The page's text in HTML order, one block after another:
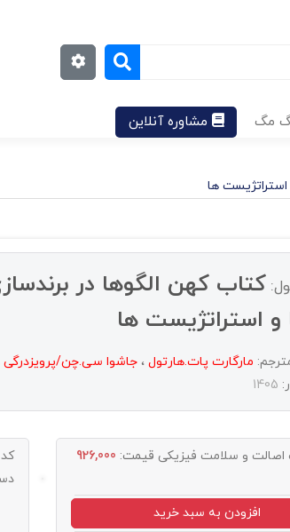
مگ مشاوره آنلاین
استراتژیست ها
کتاب کهن الگوها در
و استراتژیست ها
مارگارت پات.هارتول ، جاشوا سی.چن/پرویزدرگی
1405
و سلامت فیزیکی قیمت: 926,000
افزودن به سبد خرید